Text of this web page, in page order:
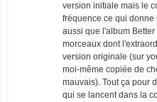
version initiale mais le
fréquence ce qui donne
aussi que l'album
morceaux dont
version originale (sur
moi-même copiée de
mauvais). Tout ça pour
qui se lancent dans la